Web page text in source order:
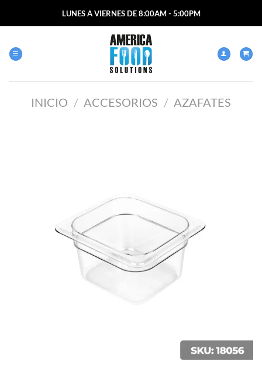
LUNES A VIERNES DE 8:00AM - 5:00PM
INICIO / ACCESORIOS / AZAFATES